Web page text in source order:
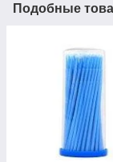
Подобные